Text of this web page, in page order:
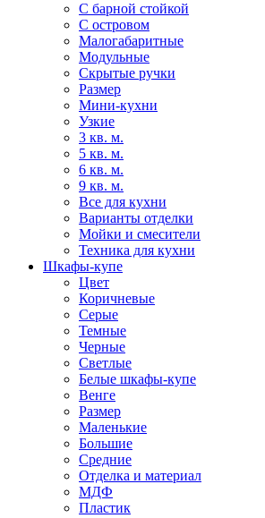
С барной стойкой
С островом
Малогабаритные
Модульные
Скрытые ручки
Размер
Мини-кухни
Узкие
3 кв. м.
5 кв. м.
6 кв. м.
9 кв. м.
Все для кухни
Варианты отделки
Мойки и смесители
Техника для кухни
Шкафы-купе
Цвет
Коричневые
Серые
Темные
Черные
Светлые
Белые шкафы-купе
Венге
Размер
Маленькие
Большие
Средние
Отделка и материал
МДФ
Пластик